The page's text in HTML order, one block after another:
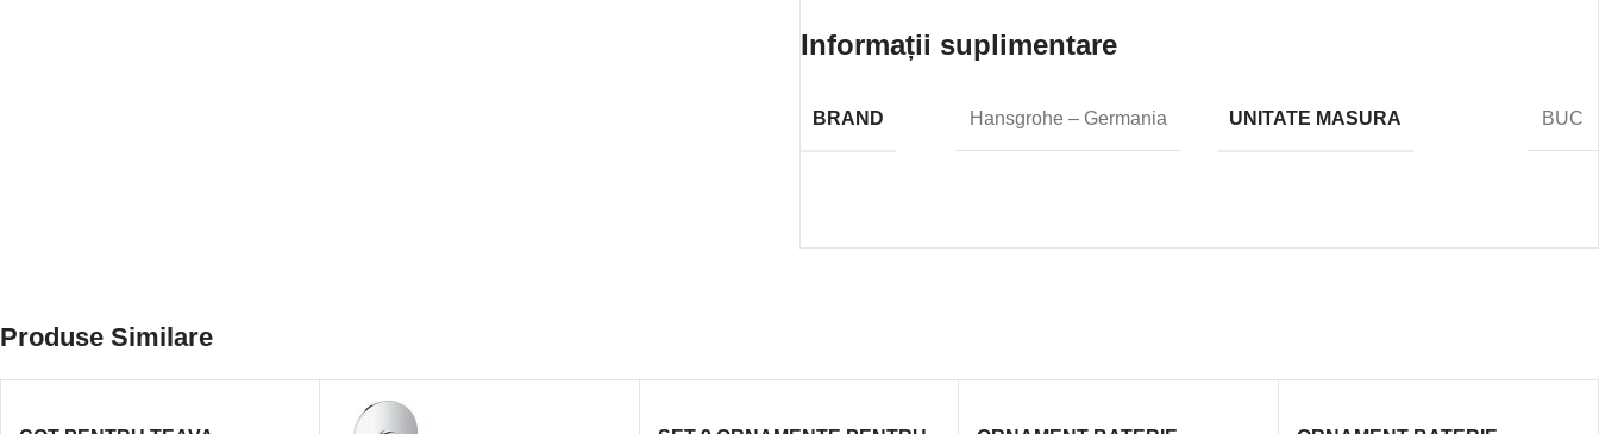
Informații suplimentare
BRAND Hansgrohe – Germania UNITATE MASURA BUC
Produse Similare